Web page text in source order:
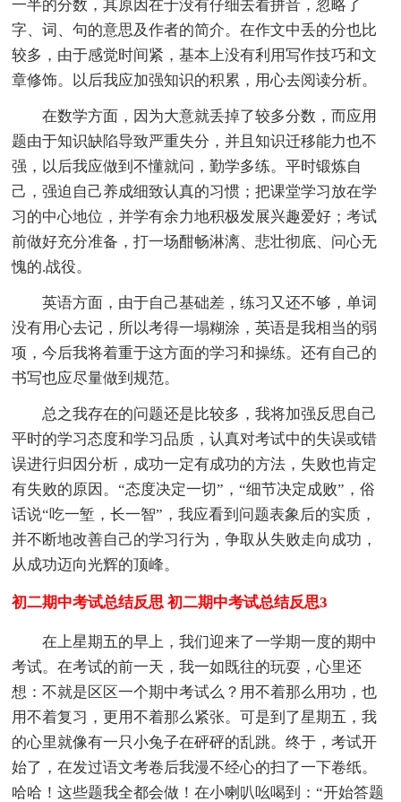
一半的分数，其原因在于没有仔细去看拼音，忽略了
字、词、句的意思及作者的简介。在作文中丢的分也比
较多，由于感觉时间紧，基本上没有利用写作技巧和文
章修饰。以后我应加强知识的积累，用心去阅读分析。
在数学方面，因为大意就丢掉了较多分数，而应用
题由于知识缺陷导致严重失分，并且知识迁移能力也不
强，以后我应做到不懂就问，勤学多练。平时锻炼自
己，强迫自己养成细致认真的习惯；把课堂学习放在学
习的中心地位，并学有余力地积极发展兴趣爱好；考试
前做好充分准备，打一场酣畅淋漓、悲壮彻底、问心无
愧的.战役。
英语方面，由于自己基础差，练习又还不够，单词
没有用心去记，所以考得一塌糊涂，英语是我相当的弱
项，今后我将着重于这方面的学习和操练。还有自己的
书写也应尽量做到规范。
总之我存在的问题还是比较多，我将加强反思自己
平时的学习态度和学习品质，认真对考试中的失误或错
误进行归因分析，成功一定有成功的方法，失败也肯定
有失败的原因。“态度决定一切”，“细节决定成败”，俗
话说“吃一堑，长一智”，我应看到问题表象后的实质，
并不断地改善自己的学习行为，争取从失败走向成功，
从成功迈向光辉的顶峰。
初二期中考试总结反思 初二期中考试总结反思3
在上星期五的早上，我们迎来了一学期一度的期中
考试。在考试的前一天，我一如既往的玩耍，心里还
想：不就是区区一个期中考试么？用不着那么用功，也
用不着复习，更用不着那么紧张。可是到了星期五，我
的心里就像有一只小兔子在砰砰的乱跳。终于，考试开
始了，在发过语文考卷后我漫不经心的扫了一下卷纸。
哈哈！这些题我全都会做！在小喇叭吆喝到：“开始答题